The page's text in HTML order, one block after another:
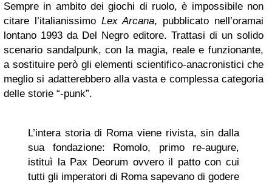
Sempre in ambito dei giochi di ruolo, è impossibile non
citare l’italianissimo Lex Arcana, pubblicato nell’oramai
lontano 1993 da Del Negro editore. Trattasi di un solido
scenario sandalpunk, con la magia, reale e funzionante,
a sostituire però gli elementi scientifico-anacronistici che
meglio si adatterebbero alla vasta e complessa categoria
delle storie “-punk”.
L’intera storia di Roma viene rivista, sin dalla
sua fondazione: Romolo, primo re-augure,
istituì la Pax Deorum ovvero il patto con cui
tutti gli imperatori di Roma sapevano di godere